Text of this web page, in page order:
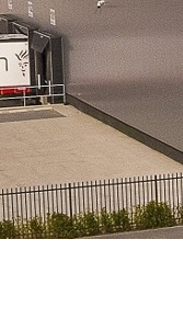
mit
bietet Ihnen die
Ihr Unternehmen.